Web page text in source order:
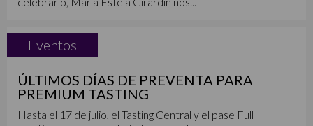
Eventos
ÚLTIMOS DÍAS DE PREVENTA PARA
PREMIUM TASTING
Hasta el 17 de julio, el Tasting Central y el pase Full